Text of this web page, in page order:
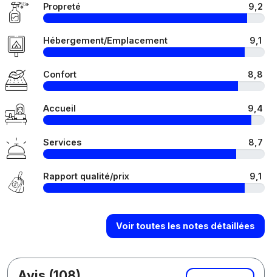
Propreté 9,2
Hébergement/Emplacement 9,1
Confort 8,8
Accueil 9,4
Services 8,7
Rapport qualité/prix 9,1
Voir toutes les notes détaillées